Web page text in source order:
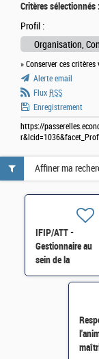
Critères sélectionnés :
Profil :
» Conserver ces critères
Alerte email
Flux RSS
Enregistrement
https://
IFIP/ATT -
Gestionnaire au
sein de la
Mission Maîtrise
des risques et
Affiner ma